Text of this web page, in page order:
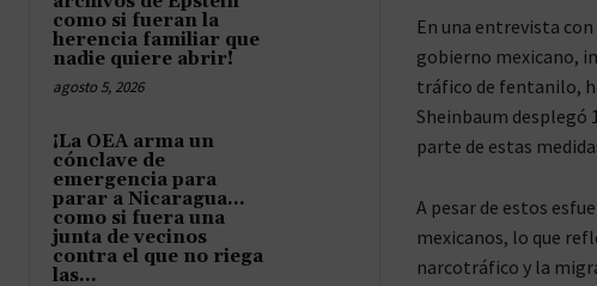
como si fueran la
herencia familiar que
nadie quiere abrir!
agosto 5, 2026
¡La OEA arma un
cónclave de
emergencia para
parar a Nicaragua…
como si fuera una
junta de vecinos
contra el que no riega
las...
En una entrevista con
gobierno mexicano,
tráfico de fentanilo,
Sheinbaum desplegó
parte de estas
A pesar de estos
mexicanos, lo que
narcotráfico y la